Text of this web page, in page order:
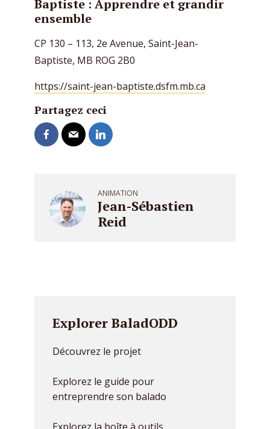
Baptiste : Apprendre et grandir
ensemble
CP 130 – 113, 2e Avenue, Saint-Jean-
Baptiste, MB ROG 2B0
https://saint-jean-baptiste.dsfm.mb.ca
Partagez ceci
ANIMATION
Jean-Sébastien
Reid
Explorer BaladODD
Découvrez le projet
Explorez le guide pour
entreprendre son balado
Explorez la boîte à outils